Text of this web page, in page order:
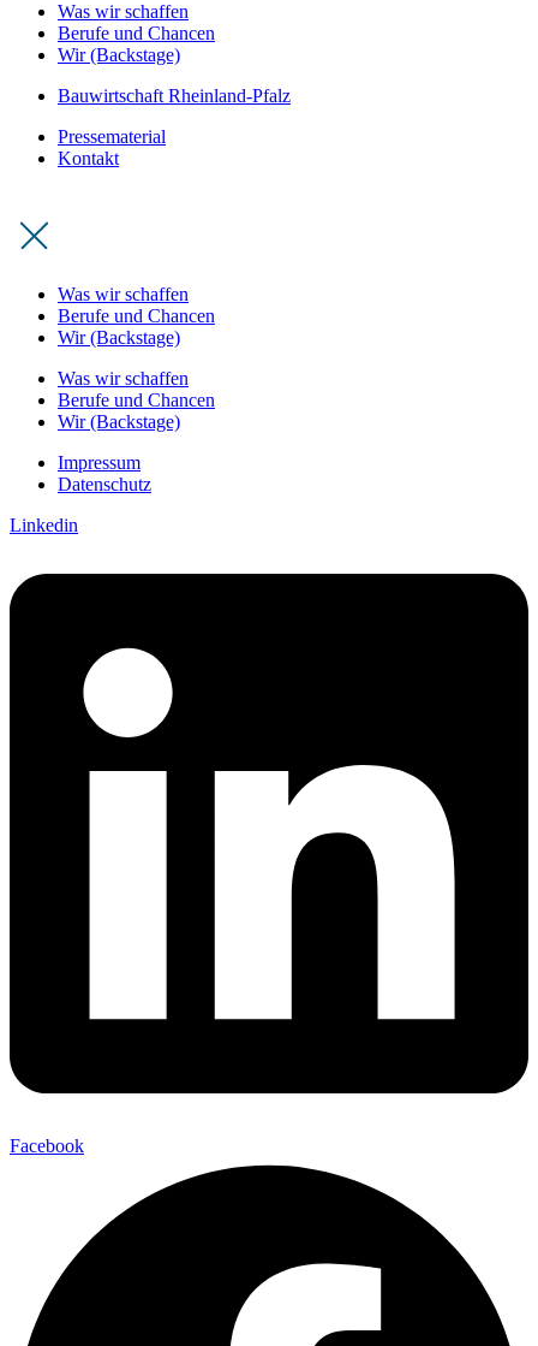
Was wir schaffen
Berufe und Chancen
Wir (Backstage)
Bauwirtschaft Rheinland-Pfalz
Pressematerial
Kontakt
Was wir schaffen
Berufe und Chancen
Wir (Backstage)
Was wir schaffen
Berufe und Chancen
Wir (Backstage)
Impressum
Datenschutz
Linkedin
Facebook